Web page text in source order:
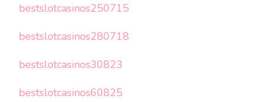
bestslotcasinos250715
bestslotcasinos280718
bestslotcasinos30823
bestslotcasinos60825